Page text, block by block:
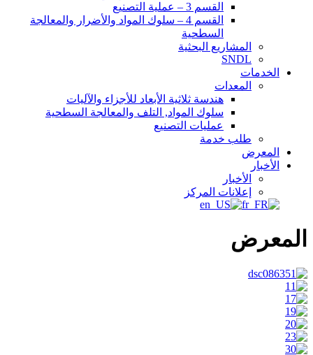
القسم 3 – عملية التصنيع
القسم 4 – سلوك المواد والأضرار والمعالجة
السطحية
المشاريع البحثية
SNDL
الخدمات
المعدات
هندسة ثلاثية الأبعاد للأجزاء والآليات
سلوك المواد, التلف والمعالجة السطحية
عمليات التصنيع
طلب خدمة
المعرض
الأخبار
الأخبار
إعلانات المركز
المعرض